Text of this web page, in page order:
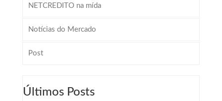
NETCREDITO na mída
Notícias do Mercado
Post
Últimos Posts